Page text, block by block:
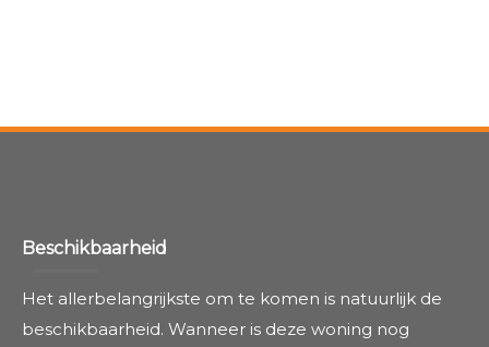
Beschikbaarheid
Het allerbelangrijkste om te komen is natuurlijk de
beschikbaarheid. Wanneer is deze woning nog